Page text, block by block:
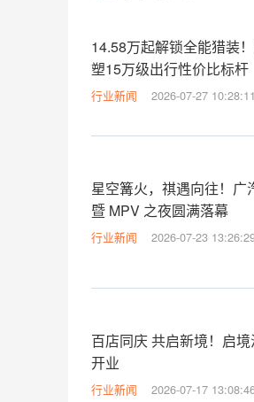
14.58万起解锁全能猎装
塑15万级出行性价比标杆
行业新闻 2026-07-27 10:28:11
星空篝火，祺遇向往！
暨 MPV 之夜圆满落幕
行业新闻 2026-07-23
百店同庆 共启新境！启
开业
行业新闻 2026-07-17